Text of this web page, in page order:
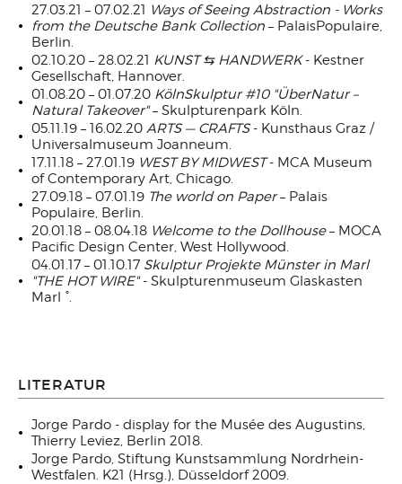
27.03.21 – 07.02.21 Ways of Seeing Abstraction - Works
from the Deutsche Bank Collection – PalaisPopulaire,
Berlin.
02.10.20 – 28.02.21 KUNST⇆ HANDWERK- Kestner
Gesellschaft, Hannover.
01.08.20 – 01.07.20 KölnSkulptur #10 "ÜberNatur –
Natural Takeover"– Skulpturenpark Köln.
05.11.19 – 16.02.20 ARTS — CRAFTS- Kunsthaus Graz /
Universalmuseum Joanneum.
17.11.18 – 27.01.19 WEST BY MIDWEST- MCA Museum
of Contemporary Art, Chicago.
27.09.18 – 07.01.19 The world on Paper– Palais
Populaire, Berlin.
20.01.18 – 08.04.18 Welcome to the Dollhouse– MOCA
Pacific Design Center, West Hollywood.
04.01.17 – 01.10.17 Skulptur Projekte Münster in Marl
"THE HOT WIRE"- Skulpturenmuseum Glaskasten
Marl °.
LITERATUR
Jorge Pardo - display for the Musée des Augustins,
Thierry Leviez, Berlin 2018.
Jorge Pardo, Stiftung Kunstsammlung Nordrhein-
Westfalen. K21 (Hrsg.), Düsseldorf 2009.